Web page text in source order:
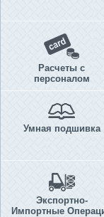
Расчеты с
персоналом
Умная подшивка
Экспортно-
Импортные